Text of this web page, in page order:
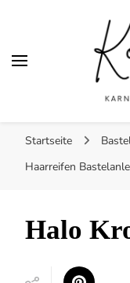
Startseite
Haarreifen
Halo